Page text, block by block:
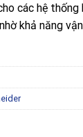
các hệ
khả năng